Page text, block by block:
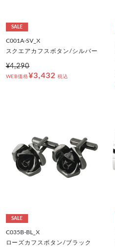
SALE
C001A-SV_X
スクエアカフスボタン/シルバー
¥4,290
WEB価格¥3,432 税込
SALE
C035B-BL_X
ローズカフスボタン/ブラック